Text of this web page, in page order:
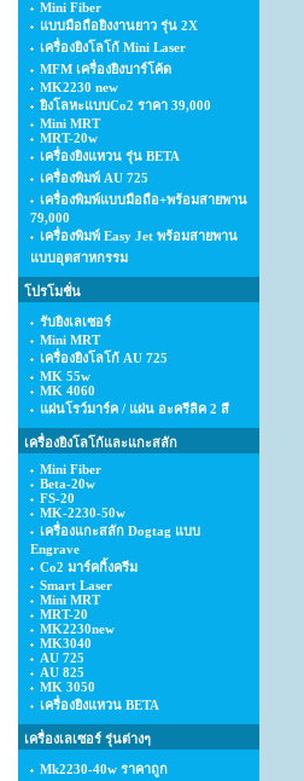
Mini Fiber
แบบมือถือยิงงานยาว รุ่น 2X
เครื่องยิงโลโก้ Mini Laser
MFM เครื่องยิงบาร์โค้ด
MK2230 new
ยิงโลหะแบบCo2 ราคา 39,000
Mini MRT
MRT-20w
เครื่องยิงแหวน รุ่น BETA
เครื่องพิมพ์ AU 725
เครื่องพิมพ์แบบมือถือ+พร้อมสายพาน
79,000
เครื่องพิมพ์ Easy Jet พร้อมสายพาน
แบบอุตสาหกรรม
โปรโมชั่น
รับยิงเลเซอร์
Mini MRT
เครื่องยิงโลโก้ AU 725
MK 55w
MK 4060
แผ่นโรว์มาร์ค / แผ่น อะครีลิค 2 สี
เครื่องยิงโลโก้และแกะสลัก
Mini Fiber
Beta-20w
FS-20
MK-2230-50w
เครื่องแกะสลัก Dogtag แบบ
Engrave
Co2 มาร์คกิ้งครีม
Smart Laser
Mini MRT
MRT-20
MK2230new
MK3040
AU 725
AU 825
MK 3050
เครื่องยิงแหวน BETA
เครื่องเลเซอร์ รุ่นต่างๆ
Mk2230-40w ราคาถูก